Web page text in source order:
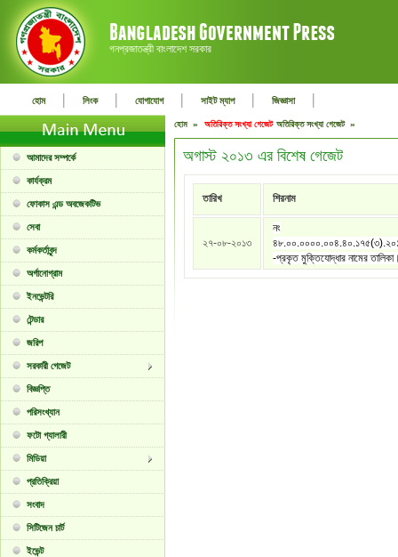
গনপ্রজাতন্ত্রী বাংলাদেশ সরকার
হোম | লিংক | যোগাযোগ | সাইট ম্যাপ | জিজ্ঞাসা |
আমাদের সম্পর্কে
কার্যক্রম
ফোকাস এন্ড অবজেকটিভ
সেবা
কর্মকর্তাবৃন্দ
অর্গানোগ্রাম
ইনভেন্টরি
টেন্ডার
জরিপ
সরকারী গেজেট
বিজ্ঞপ্তি
পরিসংখ্যান
ফটো গ্যালারী
মিডিয়া
প্রতিক্রিয়া
সংবাদ
সিটিজেন চার্ট
ইভেন্ট
হোম » অতিরিক্ত সংখ্যা গেজেট অতিরিক্ত সংখ্যা গেজেট »
অগাস্ট ২০১৩ এর বিশেষ গেজেট
তারিখ শিরনাম
২৭-০৮-২০১৩
নং
-প্রকৃত মুক্তিযোদ্ধার নামের